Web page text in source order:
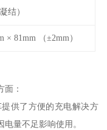
结）
× 81mm （±2mm）
：
供了方便的充电解决方
量不足影响使用。